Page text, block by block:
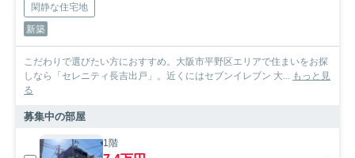
閑静な住宅地
新築
こだわりで選びたい方におすすめ。大阪市平野区エリアで住まいをお探
しなら「セレニティ長吉出戸」。近くにはセブンイレブン 大... もっと見
る
募集中の部屋
1階